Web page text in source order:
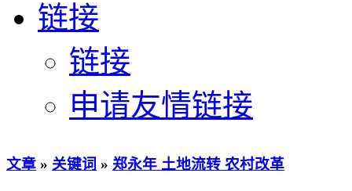
链接
链接
申请友情链接
文章 » 关键词 » 郑永年 土地流转 农村改革